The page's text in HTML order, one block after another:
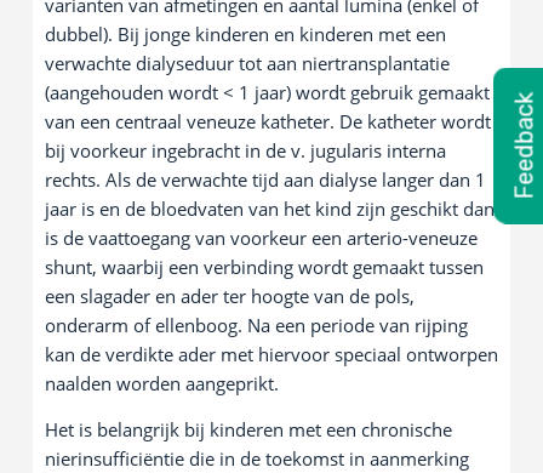
Feedback
dubbel). Bij jonge kinderen en kinderen met een
verwachte dialyseduur tot aan niertransplantatie
(aangehouden wordt < 1 jaar) wordt gebruik gemaakt
van een centraal veneuze katheter. De katheter wordt
bij voorkeur ingebracht in de v. jugularis interna
rechts. Als de verwachte tijd aan dialyse langer dan 1
jaar is en de bloedvaten van het kind zijn geschikt dan
is de vaattoegang van voorkeur een arterio-veneuze
shunt, waarbij een verbinding wordt gemaakt tussen
een slagader en ader ter hoogte van de pols,
onderarm of ellenboog. Na een periode van rijping
kan de verdikte ader met hiervoor speciaal ontworpen
naalden worden aangeprikt.
Het is belangrijk bij kinderen met een chronische
nierinsufficiëntie die in de toekomst in aanmerking